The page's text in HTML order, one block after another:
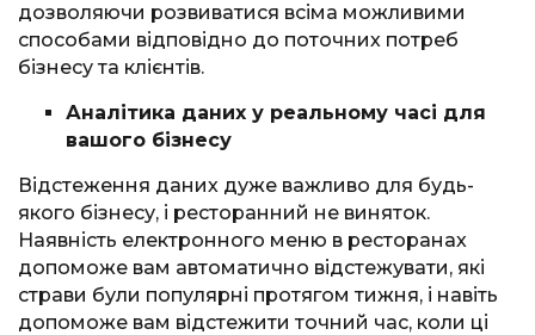
дозволяючи розвиватися всіма можливими
способами відповідно до поточних потреб
бізнесу та клієнтів.
Аналітика даних у реальному часі для
вашого бізнесу
Відстеження даних дуже важливо для будь-
якого бізнесу, і ресторанний не виняток.
Наявність електронного меню в ресторанах
допоможе вам автоматично відстежувати, які
страви були популярні протягом тижня, і навіть
допоможе вам відстежити точний час, коли ці